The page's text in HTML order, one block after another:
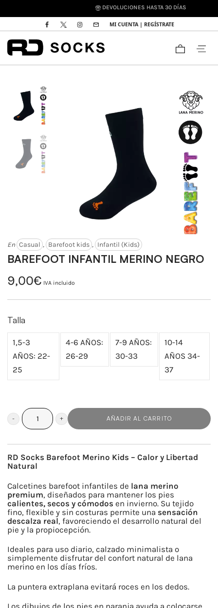
DEVOLUCIONES HASTA 30 DÍAS
MI CUENTA | REGÍSTRATE
En Casual , Barefoot kids , Infantil (Kids)
BAREFOOT INFANTIL MERINO NEGRO
9,00€ IVA incluido
Talla
1,5-3
AÑOS: 22-
25
4-6 AÑOS:
26-29
7-9 AÑOS:
30-33
10-14
AÑOS 34-
37
BAREFOOT
NEGRO
AÑADIR AL CARRITO
RD Socks Barefoot Merino Kids – Calor y Libertad
Natural
Calcetines barefoot infantiles de lana merino
premium, diseñados para mantener los pies
calientes, secos y cómodos en invierno. Su tejido
fino, flexible y sin costuras permite una sensación
descalza real, favoreciendo el desarrollo natural del
pie y la propiocepción.
Ideales para uso diario, calzado minimalista o
simplemente disfrutar del confort natural de lana
merino en los días fríos.
La puntera extraplana evitará roces en los dedos.